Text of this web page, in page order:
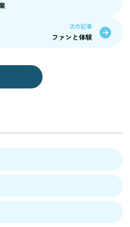
次の記事
ファンと体験